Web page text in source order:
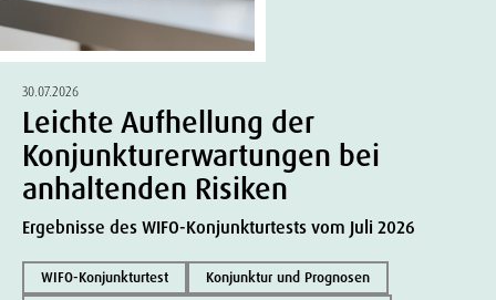
30.07.2026
Leichte Aufhellung der
Konjunkturerwartungen bei
anhaltenden Risiken
Ergebnisse des WIFO-Konjunkturtests vom Juli 2026
WIFO-Konjunkturtest
Konjunktur und Prognosen